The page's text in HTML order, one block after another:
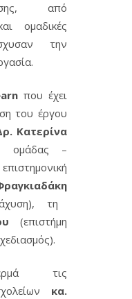
από
ομαδικές
την
που έχει
του έργου
Κατερίνα
ομάδας –
τη
(επιστήμη
τις
κα.